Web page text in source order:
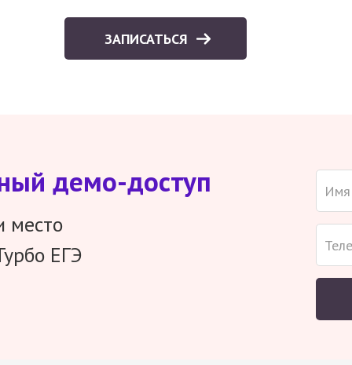
ЗАПИСАТЬСЯ
демо-доступ
место
ЕГЭ